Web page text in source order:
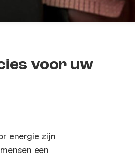
voor uw
energie zijn
een